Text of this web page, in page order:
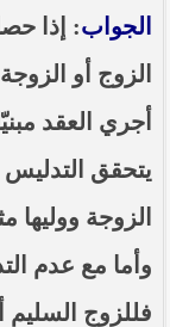
الجواب: إذا
الزوج أو
أجري العقد
يتحقق
الزوجة ووليها
وأما مع عدم
فللزوج